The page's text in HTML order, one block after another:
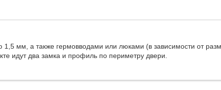
мм, а также гермовводами или люками (в зависимости от
идут два замка и профиль по периметру двери.